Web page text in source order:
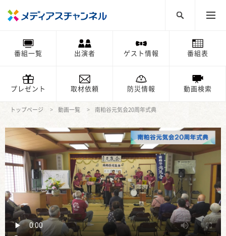
番組一覧 出演者 ゲスト情報 番組表
プレゼント 取材依頼 防災情報 動画検索
トップページ 動画一覧 南粕谷元気会20周年式典